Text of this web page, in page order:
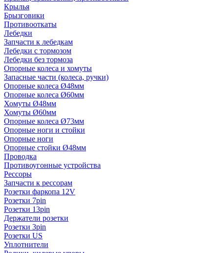
Крылья
Брызговики
Противооткаты
Лебедки
Запчасти к лебедкам
Лебедки с тормозом
Лебедки без тормоза
Опорные колеса и хомуты
Запасные части (колеса, ручки)
Опорные колеса Ø48мм
Опорные колеса Ø60мм
Хомуты Ø48мм
Хомуты Ø60мм
Опорные колеса Ø73мм
Опорные ноги и стойки
Опорные ноги
Опорные стойки Ø48мм
Проводка
Противоугонные устройства
Рессоры
Запчасти к рессорам
Розетки фаркопа 12V
Розетки 7pin
Розетки 13pin
Держатели розетки
Розетки 3pin
Розетки US
Уплотнители